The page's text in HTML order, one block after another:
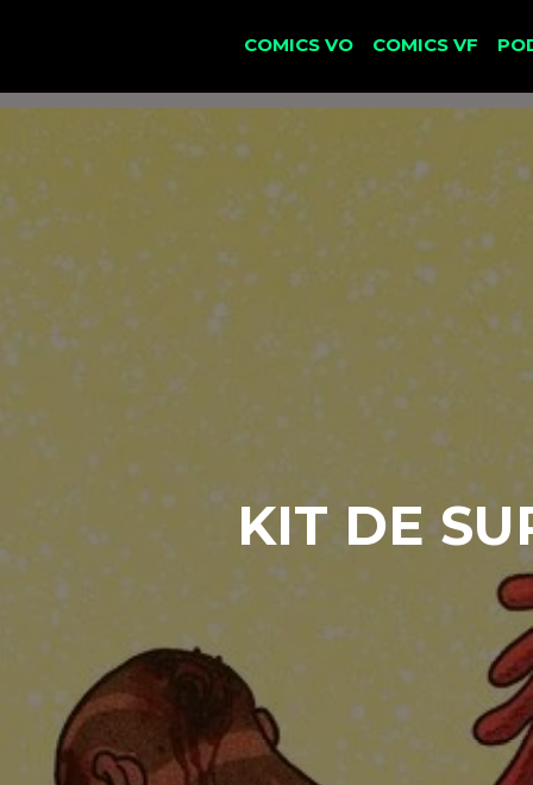
COMICS VO COMICS VF
KIT DE